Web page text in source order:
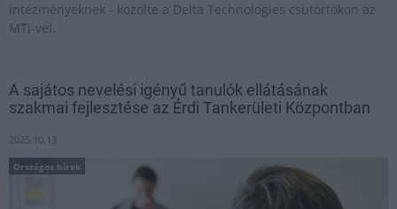
intézményeknek - közölte a Delta Technologies csütörtökön az
MTI-vel.
A sajátos nevelési igényű tanulók ellátásának
szakmai fejlesztése az Érdi Tankerületi Központban
2025.10.13
Országos hírek